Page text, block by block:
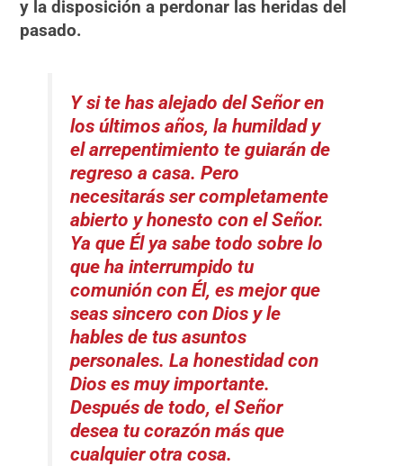
y la disposición a perdonar las heridas del
pasado.
Y si te has alejado del Señor en
los últimos años, la humildad y
el arrepentimiento te guiarán de
regreso a casa. Pero
necesitarás ser completamente
abierto y honesto con el Señor.
Ya que Él ya sabe todo sobre lo
que ha interrumpido tu
comunión con Él, es mejor que
seas sincero con Dios y le
hables de tus asuntos
personales. La honestidad con
Dios es muy importante.
Después de todo, el Señor
desea tu corazón más que
cualquier otra cosa.